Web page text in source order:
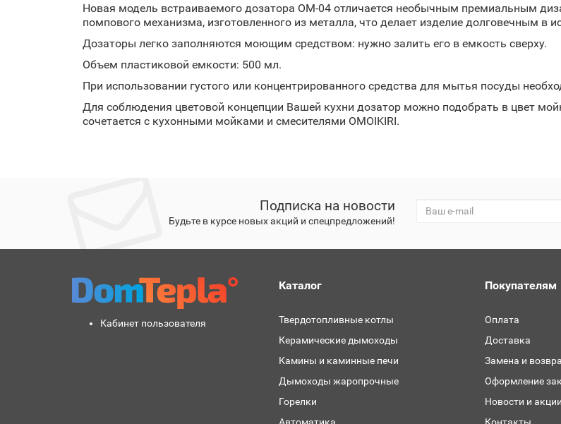
Новая модель встраиваемого дозатора OM-04 отличается необычным премиальным
помпового механизма, изготовленного из металла, что делает изделие долговечным в
Дозаторы легко заполняются моющим средством: нужно залить его в емкость сверху.
Объем пластиковой емкости: 500 мл.
При использовании густого или концентрированного средства для мытья посуды
Для соблюдения цветовой концепции Вашей кухни дозатор можно подобрать в цвет
сочетается с кухонными мойками и смесителями OMOIKIRI.
Подписка на новости
Будьте в курсе новых акций и спецпредложений!
Кабинет пользователя
Каталог
Твердотопливные котлы
Керамические дымоходы
Камины и каминные печи
Дымоходы жаропрочные
Горелки
Автоматика
Покупателям
Оплата
Доставка
Замена и
Оформление
Новости и акции
Контакты